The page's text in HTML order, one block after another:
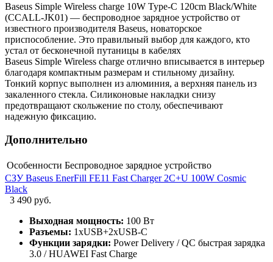
Baseus Simple Wireless charge 10W Type-C 120cm Black/White
(CCALL-JK01) — беспроводное зарядное устройство от
известного производителя Baseus, новаторское
приспособление. Это правильный выбор для каждого, кто
устал от бесконечной путаницы в кабелях
Baseus Simple Wireless charge отлично вписывается в интерьер
благодаря компактным размерам и стильному дизайну.
Тонкий корпус выполнен из алюминия, а верхняя панель из
закаленного стекла. Силиконовые накладки снизу
предотвращают скольжение по столу, обеспечивают
надежную фиксацию.
Дополнительно
Особенности Беспроводное зарядное устройство
СЗУ Baseus EnerFill FE11 Fast Charger 2C+U 100W Cosmic
Black
3 490 руб.
Выходная мощность: 100 Вт
Разъемы: 1xUSB+2xUSB-C
Функции зарядки: Power Delivery / QC быстрая зарядка
3.0 / HUAWEI Fast Charge